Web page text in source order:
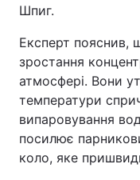
Шпиг.
Експерт пояснив,
зростання
атмосфері. Вони
температури
випаровування
посилює
коло, яке